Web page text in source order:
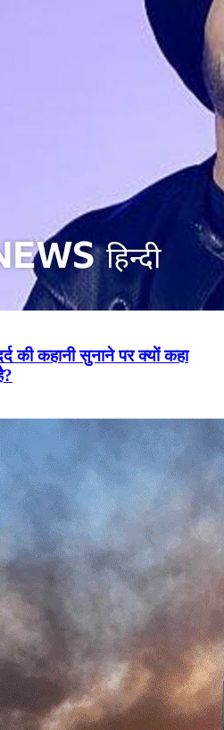
की कहानी सुनाने पर क्यों कहा